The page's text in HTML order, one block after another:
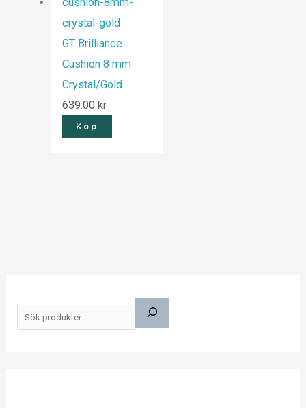
ö
k
GT Brilliance
Cushion 8 mm
Crystal/Gold
639.00 kr
Köp